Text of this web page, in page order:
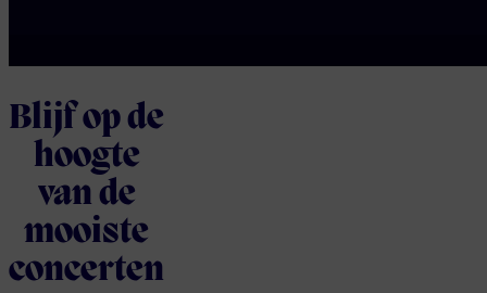
Blijf op de
hoogte
van de
mooiste
concerten